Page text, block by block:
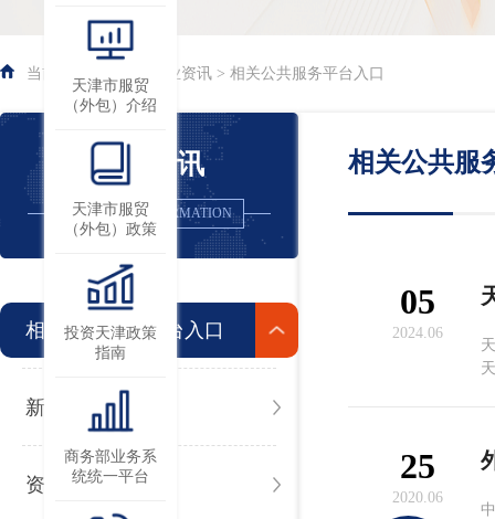
当前位置 : 首页 > 行业资讯 > 相关公共服务平台入口
行业资讯
INDUSTRY INFORMATION
相关公共服务平台入口
新闻
资讯
相关公共服
05
2024.06
25
2020.06
天津市服贸
（外包）介绍
天津市服贸
（外包）政策
投资天津政策
指南
商务部业务系
统统一平台